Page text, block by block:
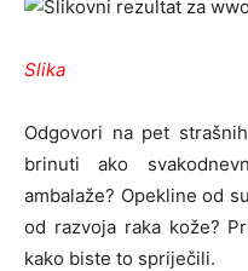
Slika
Odgovori na pet
brinuti ako
ambalaže? Opekline od
od razvoja raka kože?
kako biste to spriječili.